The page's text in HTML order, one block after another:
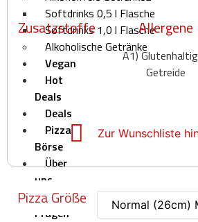
Softdrinks 0,5 l Flasche
Softdrinks 1,0 l Flasche
Alkoholische Getränke
Vegan
Hot
Deals
Deals
Pizza
Börse
Über
uns
Häufige
Fragen
Zusatzstoffe Allergene
A1)
Getreide
Zur Wunschliste
Pizza Größe